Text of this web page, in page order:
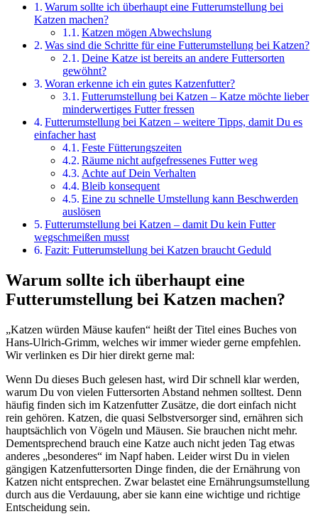
Warum sollte ich überhaupt eine Futterumstellung bei
Katzen machen?
Katzen mögen Abwechslung
Was sind die Schritte für eine Futterumstellung bei Katzen?
Deine Katze ist bereits an andere Futtersorten
gewöhnt?
Woran erkenne ich ein gutes Katzenfutter?
Futterumstellung bei Katzen – Katze möchte lieber
minderwertiges Futter fressen
Futterumstellung bei Katzen – weitere Tipps, damit Du es
einfacher hast
Feste Fütterungszeiten
Räume nicht aufgefressenes Futter weg
Achte auf Dein Verhalten
Bleib konsequent
Eine zu schnelle Umstellung kann Beschwerden
auslösen
Futterumstellung bei Katzen – damit Du kein Futter
wegschmeißen musst
Fazit: Futterumstellung bei Katzen braucht Geduld
Warum sollte ich überhaupt eine
Futterumstellung bei Katzen machen?
„Katzen würden Mäuse kaufen“ heißt der Titel eines Buches von
Hans-Ulrich-Grimm, welches wir immer wieder gerne empfehlen.
Wir verlinken es Dir hier direkt gerne mal:
Wenn Du dieses Buch gelesen hast, wird Dir schnell klar werden,
warum Du von vielen Futtersorten Abstand nehmen solltest. Denn
häufig finden sich im Katzenfutter Zusätze, die dort einfach nicht
rein gehören. Katzen, die quasi Selbstversorger sind, ernähren sich
hauptsächlich von Vögeln und Mäusen. Sie brauchen nicht mehr.
Dementsprechend brauch eine Katze auch nicht jeden Tag etwas
anderes „besonderes“ im Napf haben. Leider wirst Du in vielen
gängigen Katzenfuttersorten Dinge finden, die der Ernährung von
Katzen nicht entsprechen. Zwar belastet eine Ernährungsumstellung
durch aus die Verdauung, aber sie kann eine wichtige und richtige
Entscheidung sein.